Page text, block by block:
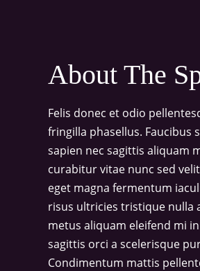
About The
Felis donec et odio
fringilla phasellus. Faucibus
sapien nec sagittis aliquam
curabitur vitae nunc sed
eget magna fermentum
risus ultricies tristique nulla
metus aliquam eleifend mi
sagittis orci a scelerisque
Condimentum mattis